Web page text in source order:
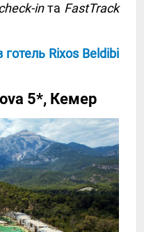
inта FastTrack
готель Rixos Beldibi
5*, Кемер